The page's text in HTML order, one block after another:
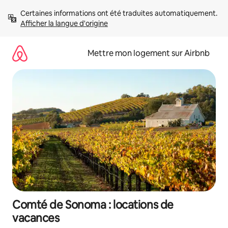
directement
Afficher la langue d'origine
Mettre mon logement sur Airbnb
Comté de Sonoma : locations de
vacances